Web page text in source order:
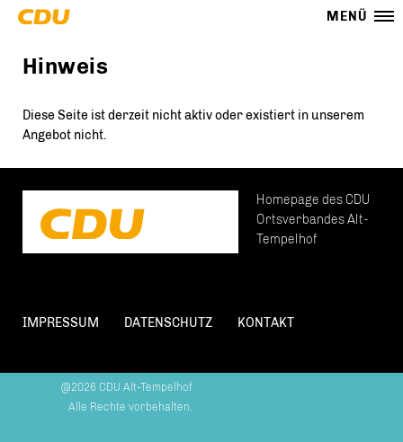
MENÜ
Hinweis
Diese Seite ist derzeit nicht aktiv oder existiert in unserem
Angebot nicht.
Homepage des CDU
Ortsverbandes Alt-
Tempelhof
IMPRESSUM DATENSCHUTZ KONTAKT
@2026 CDU Alt-Tempelhof
Alle Rechte vorbehalten.